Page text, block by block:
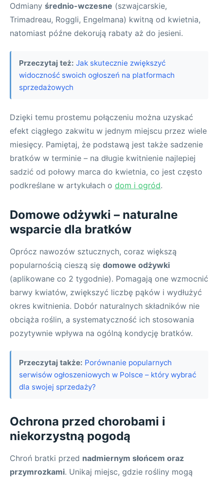
Odmiany średnio-wczesne (szwajcarskie,
Trimadreau, Roggli, Engelmana) kwitną od kwietnia,
natomiast późne dekorują rabaty aż do jesieni.
Przeczytaj też: Jak skutecznie zwiększyć
widoczność swoich ogłoszeń na platformach
sprzedażowych
Dzięki temu prostemu połączeniu można uzyskać
efekt ciągłego zakwitu w jednym miejscu przez wiele
miesięcy. Pamiętaj, że podstawą jest także sadzenie
bratków w terminie – na długie kwitnienie najlepiej
sadzić od połowy marca do kwietnia, co jest często
podkreślane w artykułach o dom i ogród.
Domowe odżywki – naturalne
wsparcie dla bratków
Oprócz nawozów sztucznych, coraz większą
popularnością cieszą się domowe odżywki
(aplikowane co 2 tygodnie). Pomagają one wzmocnić
barwy kwiatów, zwiększyć liczbę pąków i wydłużyć
okres kwitnienia. Dobór naturalnych składników nie
obciąża roślin, a systematyczność ich stosowania
pozytywnie wpływa na ogólną kondycję bratków.
Przeczytaj także: Porównanie popularnych
serwisów ogłoszeniowych w Polsce – który wybrać
dla swojej sprzedaży?
Ochrona przed chorobami i
niekorzystną pogodą
Chroń bratki przed nadmiernym słońcem oraz
przymrozkami. Unikaj miejsc, gdzie rośliny mogą